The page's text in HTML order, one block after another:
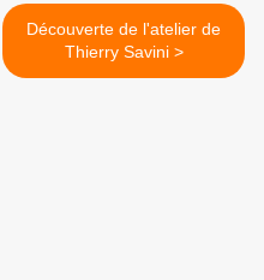
Découverte de l'atelier de
Thierry Savini >